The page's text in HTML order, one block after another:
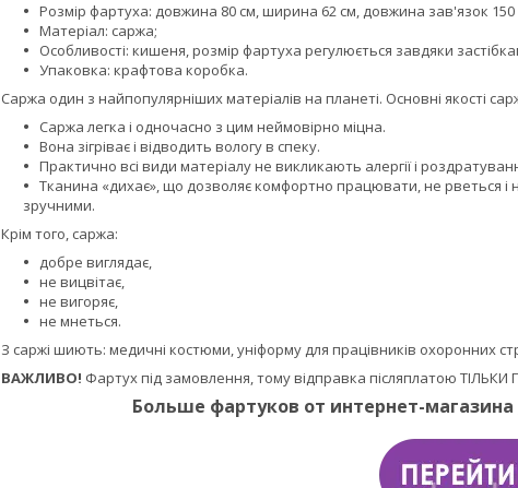
Розмір фартуха: довжина 80 см, ширина 62 см, довжина зав'язок 150
Матеріал: саржа;
Особливості: кишеня, розмір фартуха регулюється завдяки
Упаковка: крафтова коробка.
Саржа один з найпопулярніших матеріалів на планеті. Основні якості
Саржа легка і одночасно з цим неймовірно міцна.
Вона зігріває і відводить вологу в спеку.
Практично всі види матеріалу не викликають алергії і
Тканина «дихає», що дозволяє комфортно працювати, не рветься і
зручними.
Крім того, саржа:
добре виглядає,
не вицвітає,
не вигоряє,
не мнеться.
З саржі шиють: медичні костюми, уніформу для працівників охоронних
ВАЖЛИВО! Фартух під замовлення, тому відправка післяплатою ТІЛЬКИ
Больше фартуков от интернет-магазина